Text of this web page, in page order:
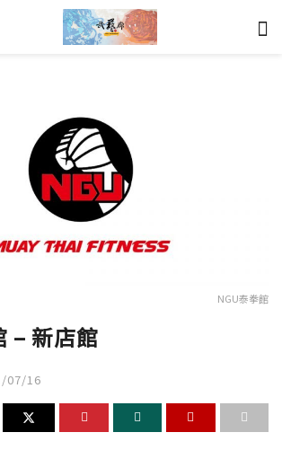
NGU泰拳館
– 新店館
07/16